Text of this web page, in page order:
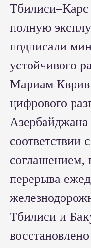
Тбилиси–Карс
полную
подписали
устойчивого
Мариам
цифрового
соответствии
соглашением,
перерыва
Тбилиси и